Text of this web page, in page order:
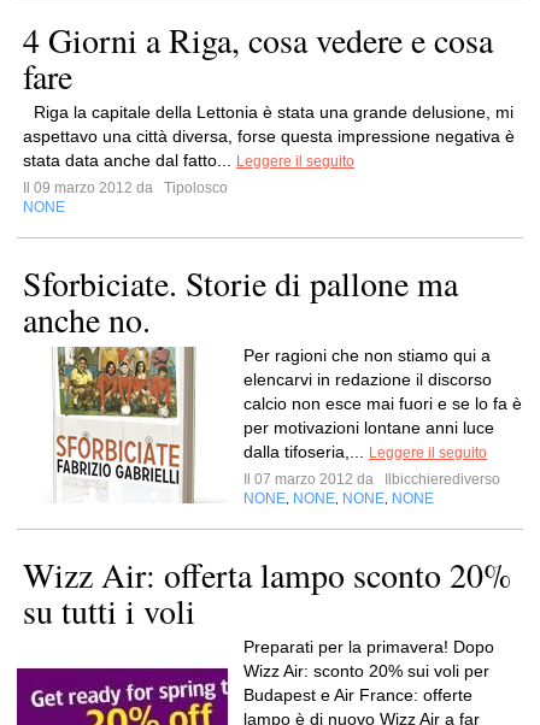
4 Giorni a Riga, cosa vedere e cosa
fare
Riga la capitale della Lettonia è stata una grande delusione, mi
aspettavo una città diversa, forse questa impressione negativa è
stata data anche dal fatto...
Leggere il seguito
Il 09 marzo 2012 da
Tipolosco
NONE
Sforbiciate. Storie di pallone ma
anche no.
Per ragioni che non stiamo qui a
elencarvi in redazione il discorso
calcio non esce mai fuori e se lo fa è
per motivazioni lontane anni luce
dalla tifoseria,...
Leggere il seguito
Il 07 marzo 2012 da
Ilbicchierediverso
NONE NONE NONE NONE
Wizz Air: offerta lampo sconto 20%
su tutti i voli
Preparati per la primavera! Dopo
Wizz Air: sconto 20% sui voli per
Budapest e Air France: offerte
lampo è di nuovo Wizz Air a far